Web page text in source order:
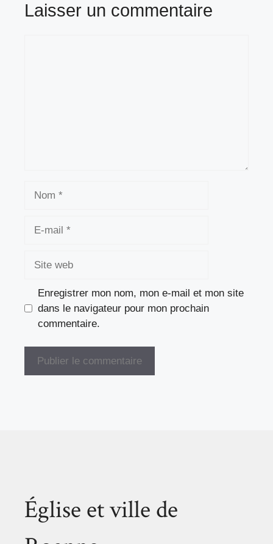
Laisser un commentaire
Enregistrer mon nom, mon e-mail et mon site
dans le navigateur pour mon prochain
commentaire.
Église et ville de